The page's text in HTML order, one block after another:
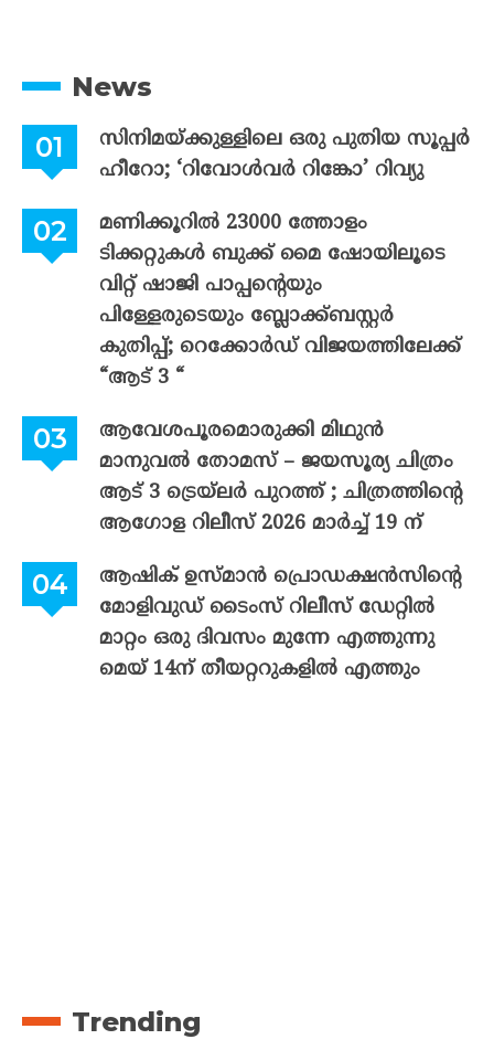
News
സിനിമയ്ക്കുള്ളിലെ ഒരു പുതിയ സൂപ്പർ
ഹീറോ; ‘റിവോൾവർ റിങ്കോ’ റിവ്യു
മണിക്കൂറിൽ 23000 ത്തോളം
ടിക്കറ്റുകൾ ബുക്ക് മൈ ഷോയിലൂടെ
വിറ്റ് ഷാജി പാപ്പന്റെയും
പിള്ളേരുടെയും ബ്ലോക്ക്ബസ്റ്റർ
കുതിപ്പ്; റെക്കോർഡ് വിജയത്തിലേക്ക്
“ആട് 3 “
ആവേശപൂരമൊരുക്കി മിഥുൻ
മാനുവൽ തോമസ് – ജയസൂര്യ ചിത്രം
ആട് 3 ട്രെയ്‌ലർ പുറത്ത് ; ചിത്രത്തിന്റെ
ആഗോള റിലീസ് 2026 മാർച്ച് 19 ന്
ആഷിക് ഉസ്മാൻ പ്രൊഡക്ഷൻസിന്റെ
മോളിവുഡ് ടൈംസ് റിലീസ് ഡേറ്റിൽ
മാറ്റം ഒരു ദിവസം മുന്നേ എത്തുന്നു
മെയ് 14ന് തീയറ്ററുകളിൽ എത്തും
Trending